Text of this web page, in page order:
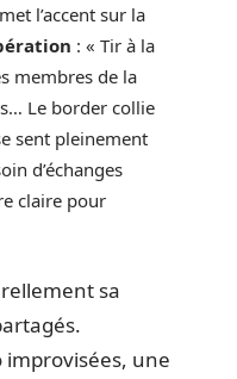
l’accent sur la
: « Tir à la
membres de la
Le border collie
sent pleinement
d’échanges
claire pour
sa
improvisées, une